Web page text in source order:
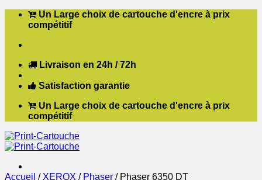
Passer Un Large choix de cartouche d'encre à prix
compétitif
Livraison en 24h / 72h
Satisfaction garantie
Un Large choix de cartouche d'encre à prix
compétitif
Accueil / XEROX / Phaser /Phaser 6350 DT